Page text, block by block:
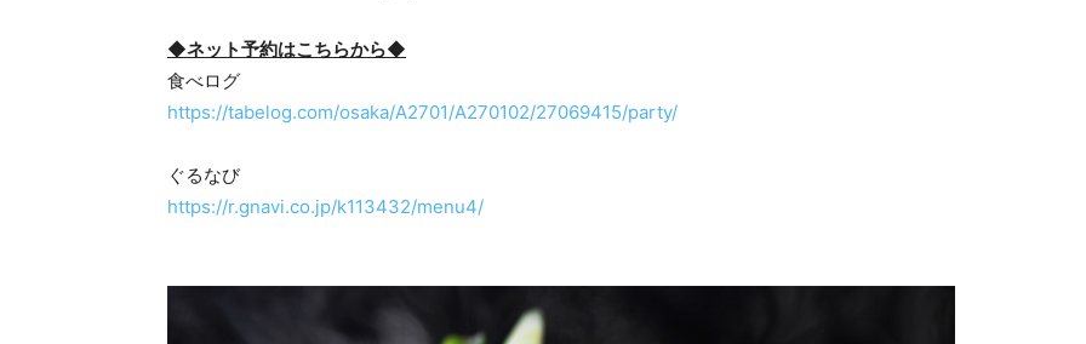
◆ネット予約はこちらから◆
食べログ
https://tabelog.com/osaka/A2701/A270102/27069415/party/
ぐるなび
https://r.gnavi.co.jp/k113432/menu4/